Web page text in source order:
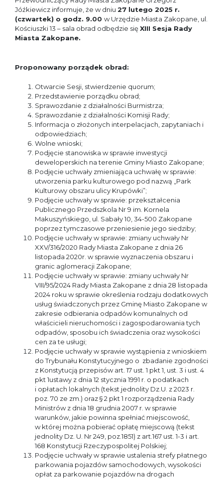
Jóźkiewicz informuje, że w dniu 27 lutego 2025 r.
(czwartek) o godz. 9.00 w Urzędzie Miasta Zakopane, ul.
Kościuszki 13 – sala obrad odbędzie sięXIII Sesja Rady
Miasta Zakopane.
Proponowany porządek obrad:
Otwarcie Sesji, stwierdzenie quorum;
Przedstawienie porządku obrad;
Sprawozdanie z działalności Burmistrza;
Sprawozdanie z działalności Komisji Rady;
Informacja o złożonych interpelacjach, zapytaniach i
odpowiedziach;
Wolne wnioski;
Podjęcie stanowiska w sprawie inwestycji
deweloperskich na terenie Gminy Miasto Zakopane;
Podjęcie uchwały zmieniająca uchwałę w sprawie:
utworzenia parku kulturowego pod nazwą „Park
Kulturowy obszaru ulicy Krupówki”;
Podjęcie uchwały w sprawie: przekształcenia
Publicznego Przedszkola Nr 9 im. Kornela
Makuszyńskiego, ul. Sabały 10, 34-500 Zakopane
poprzez tymczasowe przeniesienie jego siedziby;
Podjęcie uchwały w sprawie: zmiany uchwały Nr
XXV/316/2020 Rady Miasta Zakopane z dnia 26
listopada 2020r. w sprawie wyznaczenia obszaru i
granic aglomeracji Zakopane;
Podjęcie uchwały w sprawie: zmiany uchwały Nr
VIII/95/2024 Rady Miasta Zakopane z dnia 28 listopada
2024 roku w sprawie określenia rodzaju dodatkowych
usług świadczonych przez Gminę Miasto Zakopane w
zakresie odbierania odpadów komunalnych od
właścicieli nieruchomości i zagospodarowania tych
odpadów, sposobu ich świadczenia oraz wysokości
cen za te usługi;
Podjęcie uchwały w sprawie wystąpienia z wnioskiem
do Trybunału Konstytucyjnego o zbadanie zgodności
z Konstytucją przepisów art. 17 ust. 1 pkt 1, ust. 3 i ust. 4
pkt 1ustawy z dnia 12 stycznia 1991 r. o podatkach
i opłatach lokalnych (tekst jednolity Dz.U. z 2023 r.
poz. 70 ze zm.) oraz § 2 pkt 1 rozporządzenia Rady
Ministrów z dnia 18 grudnia 2007 r. w sprawie
warunków, jakie powinna spełniać miejscowość,
w której można pobierać opłatę miejscową (tekst
jednolity Dz. U. Nr 249, poz.1851) z art.167 ust. 1-3 i art.
168 Konstytucji Rzeczypospolitej Polskiej;
Podjęcie uchwały w sprawie ustalenia strefy płatnego
parkowania pojazdów samochodowych, wysokości
opłat za parkowanie pojazdów na drogach